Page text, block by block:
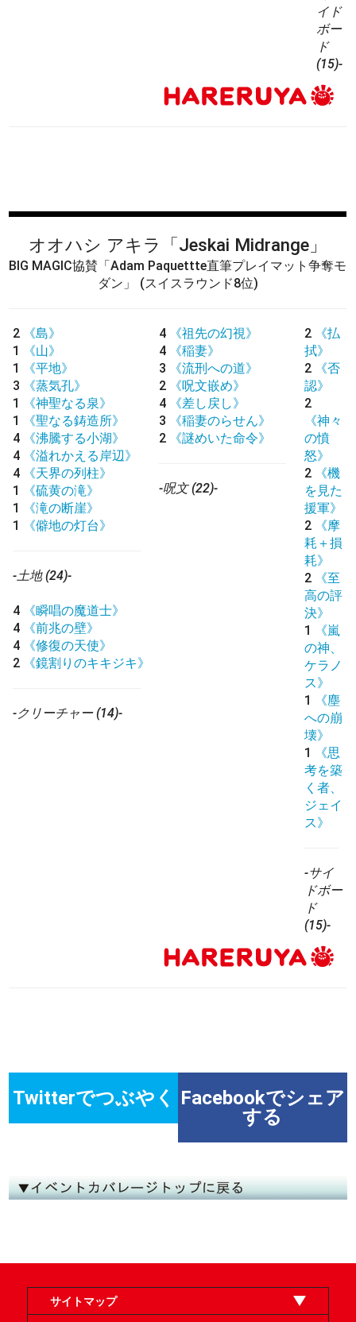
イド
ボー
ド
(15)-
オオハシ アキラ 「Jeskai Midrange」
BIG MAGIC協賛「Adam Paquettte直筆プレイマット争奪モ
ダン」
(スイスラウンド8位)
2
《島》
1
《山》
1
《平地》
3
《蒸気孔》
1
《神聖なる泉》
1
《聖なる鋳造所》
4
《沸騰する小湖》
4
《溢れかえる岸辺》
4
《天界の列柱》
1
《硫黄の滝》
1
《滝の断崖》
1
《僻地の灯台》
-土地 (24)-
4
《瞬唱の魔道士》
4
《前兆の壁》
4
《修復の天使》
2
《鏡割りのキキジキ》
-クリーチャー (14)-
4
《祖先の幻視》
4
《稲妻》
3
《流刑への道》
2
《呪文嵌め》
4
《差し戻し》
3
《稲妻のらせん》
2
《謎めいた命令》
-呪文 (22)-
2
《払
拭》
2
《否
認》
2
《神々
の憤
怒》
2
《機
を見た
援軍》
2
《摩
耗＋損
耗》
2
《至
高の評
決》
1
《嵐
の神、
ケラノ
ス》
1
《塵
への崩
壊》
1
《思
考を築
く者、
ジェイ
ス》
-サイ
ドボー
ド
(15)-
Twitterでつぶやく
Facebookでシェア
する
サイトマップ